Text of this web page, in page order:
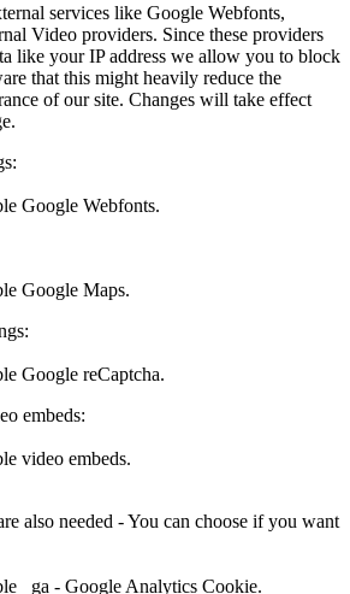
services like Google Webfonts,
Video providers. Since these providers
like your IP address we allow you to block
that this might heavily reduce the
of our site. Changes will take effect
Google Webfonts.
Google Maps.
Google reCaptcha.
embeds:
video embeds.
also needed - You can choose if you want
_ga - Google Analytics Cookie.